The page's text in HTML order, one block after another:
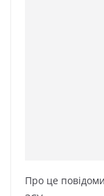
Про це